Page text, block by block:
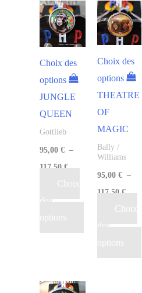
Choix des
options
JUNGLE
QUEEN
Gottlieb
95,00 € –
117,50€
Choix
des
options
Choix des
options
THEATRE
OF
MAGIC
Bally /
Williams
95,00 € –
117,50€
Choix
des
options